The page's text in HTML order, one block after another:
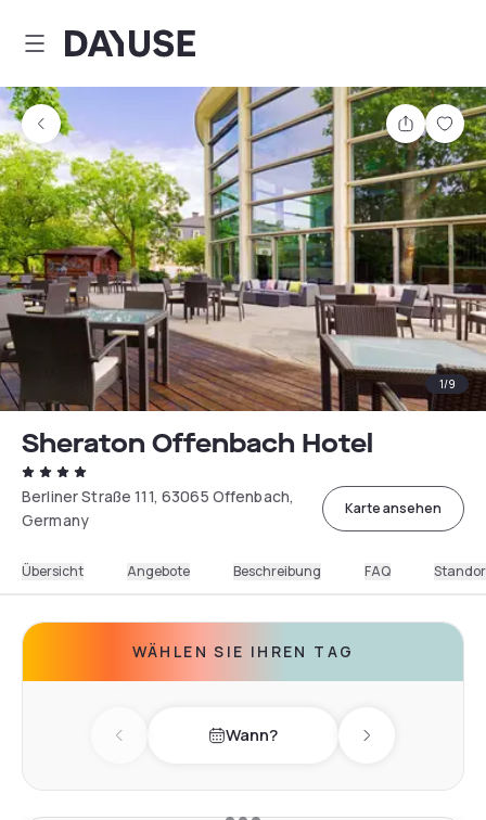
Dayuse
Teilen
1/9
Sheraton Offenbach Hotel
Berliner Straße 111, 63065 Offenbach,
Germany
Karte ansehen
Übersicht Angebote Beschreibung FAQ
WÄHLEN SIE IHREN TAG
Previous day Wann? Next day